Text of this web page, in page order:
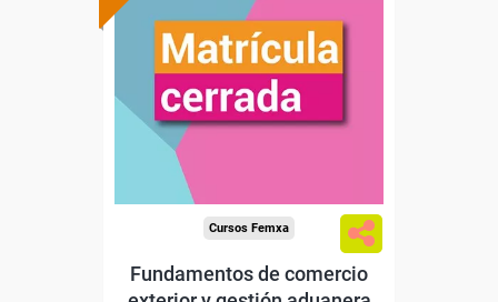
Cursos Femxa
Fundamentos de comercio